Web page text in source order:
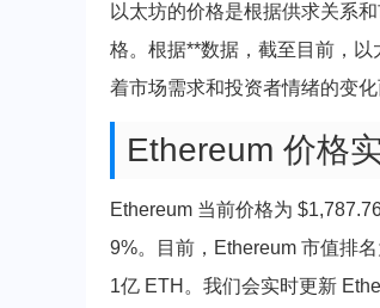
以太坊的价格是根据供求关系
格。根据**数据，截至目前，以
着市场需求和投资者情绪的变化
Ethereum 价格
Ethereum 当前价格为
9%。目前，Ethereum 市值排
1亿 ETH。我们会实时更新